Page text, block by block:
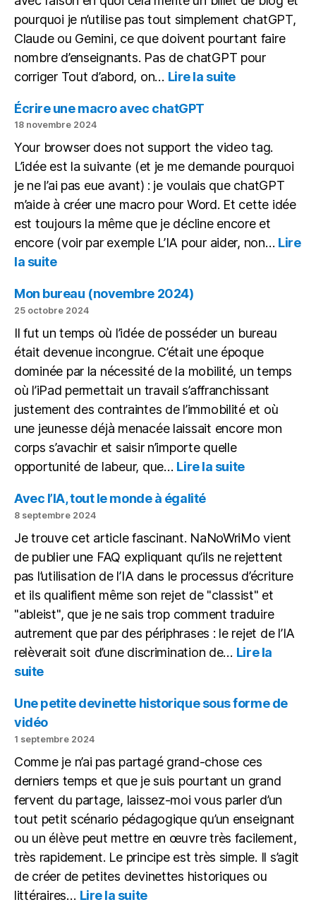
pourquoi je n’utilise pas tout simplement chatGPT,
Claude ou Gemini, ce que doivent pourtant faire
nombre d’enseignants. Pas de chatGPT pour
corriger Tout d’abord, on… Lire la suite:
une
IA
en
local
Écrire une macro avec chatGPT
18 novembre 2024
Your browser does not support the video tag.
L’idée est la suivante (et je me demande pourquoi
je ne l’ai pas eue avant) : je voulais que chatGPT
m’aide à créer une macro pour Word. Et cette idée
est toujours la même que je décline encore et
encore (voir par exemple L’IA pour aider, non… Lire
la suite:
une
macro
chatGPT
Mon bureau (novembre 2024)
25 octobre 2024
Il fut un temps où l’idée de posséder un bureau
était devenue incongrue. C’était une époque
dominée par la nécessité de la mobilité, un temps
où l’iPad permettait un travail s’affranchissant
justement des contraintes de l’immobilité et où
une jeunesse déjà menacée laissait encore mon
corps s’avachir et saisir n’importe quelle
opportunité de labeur, que… Lire la suite:
Avec l’IA, tout le monde à égalité
8 septembre 2024
Je trouve cet article fascinant. NaNoWriMo vient
de publier une FAQ expliquant qu’ils ne rejettent
pas l’utilisation de l’IA dans le processus d’écriture
et ils qualifient même son rejet de "classist" et
"ableist", que je ne sais trop comment traduire
autrement que par des périphrases : le rejet de l’IA
relèverait soit d’une discrimination de… Lire la
suite:
l’IA,
tout
le
monde
à
égalité
Une petite devinette historique sous forme de
vidéo
1 septembre 2024
Comme je n’ai pas partagé grand-chose ces
derniers temps et que je suis pourtant un grand
fervent du partage, laissez-moi vous parler d’un
tout petit scénario pédagogique qu’un enseignant
ou un élève peut mettre en œuvre très facilement,
très rapidement. Le principe est très simple. Il s’agit
de créer de petites devinettes historiques ou
littéraires… Lire la suite: